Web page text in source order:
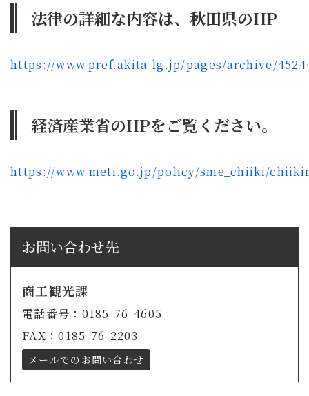
法律の詳細な内容は、秋田県のHP
https://www.pref.akita.lg.jp/pages/archive/
経済産業省のHPをご覧ください。
https://www.meti.go.jp/policy/sme_chiiki/
お問い合わせ先
商工観光課
電話番号：0185-76-4605
FAX：0185-76-2203
メールでのお問い合わせ